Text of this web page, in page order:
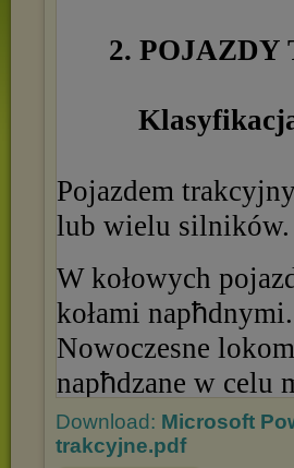
Download: Microsoft
trakcyjne.pdf